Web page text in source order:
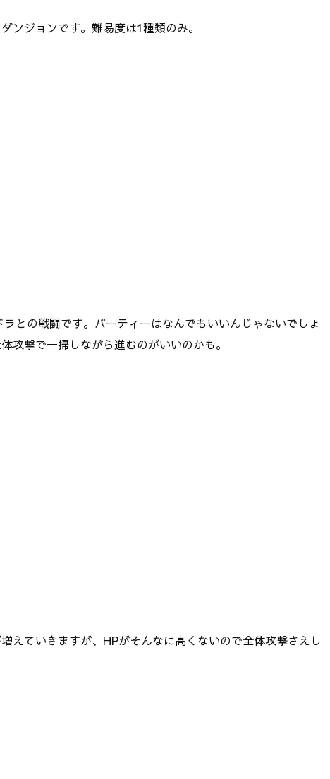
ンジョンです。難易度は1種類のみ。
との戦闘です。パーティーはなんでもいいんじゃないでしょ
攻撃で一掃しながら進むのがいいのかも。
えていきますが、HPがそんなに高くないので全体攻撃さえし